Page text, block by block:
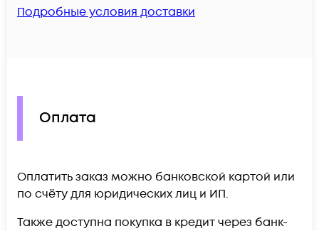
Подробные условия доставки
Оплата
Оплатить заказ можно банковской картой или
по счёту для юридических лиц и ИП.
Также доступна покупка в кредит через банк-